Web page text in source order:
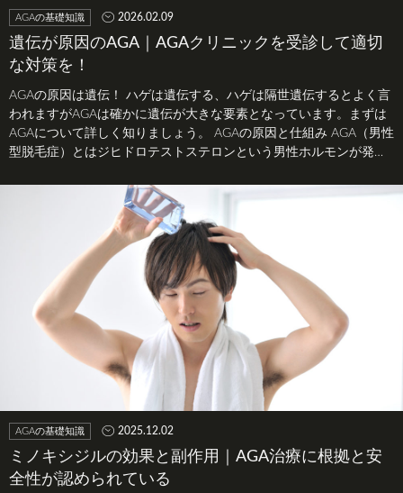
AGAの基礎知識 2026.02.09
遺伝が原因のAGA｜AGAクリニックを受診して適切
な対策を！
AGAの原因は遺伝！ ハゲは遺伝する、ハゲは隔世遺伝するとよく言
われますがAGAは確かに遺伝が大きな要素となっています。まずは
AGAについて詳しく知りましょう。 AGAの原因と仕組み AGA（男性
型脱毛症）とはジヒドロテストステロンという男性ホルモンが発…
AGAの基礎知識 2025.12.02
ミノキシジルの効果と副作用｜AGA治療に根拠と安
全性が認められている